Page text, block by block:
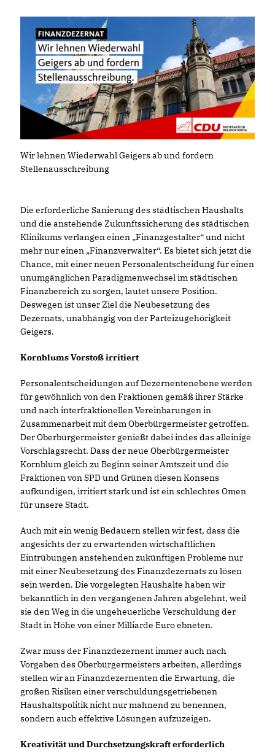
Wir lehnen Wiederwahl Geigers ab und fordern
Stellenausschreibung
Die erforderliche Sanierung des städtischen Haushalts
und die anstehende Zukunftssicherung des städtischen
Klinikums verlangen einen „Finanzgestalter“ und nicht
mehr nur einen „Finanzverwalter“. Es bietet sich jetzt die
Chance, mit einer neuen Personalentscheidung für einen
unumgänglichen Paradigmenwechsel im städtischen
Finanzbereich zu sorgen, lautet unsere Position.
Deswegen ist unser Ziel die Neubesetzung des
Dezernats, unabhängig von der Parteizugehörigkeit
Geigers.
Kornblums Vorstoß irritiert
Personalentscheidungen auf Dezernentenebene werden
für gewöhnlich von den Fraktionen gemäß ihrer Stärke
und nach interfraktionellen Vereinbarungen in
Zusammenarbeit mit dem Oberbürgermeister getroffen.
Der Oberbürgermeister genießt dabei indes das alleinige
Vorschlagsrecht. Dass der neue Oberbürgermeister
Kornblum gleich zu Beginn seiner Amtszeit und die
Fraktionen von SPD und Grünen diesen Konsens
aufkündigen, irritiert stark und ist ein schlechtes Omen
für unsere Stadt.
Auch mit ein wenig Bedauern stellen wir fest, dass die
angesichts der zu erwartenden wirtschaftlichen
Eintrübungen anstehenden zukünftigen Probleme nur
mit einer Neubesetzung des Finanzdezernats zu lösen
sein werden. Die vorgelegten Haushalte haben wir
bekanntlich in den vergangenen Jahren abgelehnt, weil
sie den Weg in die ungeheuerliche Verschuldung der
Stadt in Höhe von einer Milliarde Euro ebneten.
Zwar muss der Finanzdezernent immer auch nach
Vorgaben des Oberbürgermeisters arbeiten, allerdings
stellen wir an Finanzdezernenten die Erwartung, die
großen Risiken einer verschuldungsgetriebenen
Haushaltspolitik nicht nur mahnend zu benennen,
sondern auch effektive Lösungen aufzuzeigen.
Kreativität und Durchsetzungskraft erforderlich